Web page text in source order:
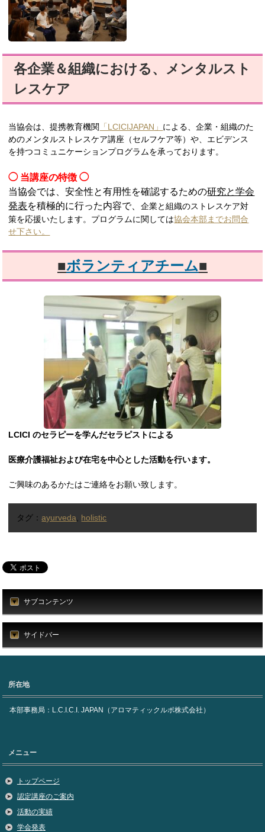
各企業＆組織における、メンタルスト
レスケア
当協会は、提携教育機関 「LCICIJAPAN」 による、企業・組織のた
めのメンタルストレスケア講座（セルフケア等）や、エビデンス
を持つコミュニケーションプログラムを承っております。
◯ 当講座の特徴 ◯
当協会では、安全性と有用性を確認するための研究と学会
発表を積極的に行った内容で、企業と組織のストレスケア対
策を応援いたします。 プログラムに関しては協会本部までお問合
せ下さい。
■ボランティアチーム■
LCICI のセラピーを学んだセラピストによる
医療介護福祉および在宅を中心とした活動を行います。
ご興味のあるかたはご連絡をお願い致します。
タグ：ayurveda holistic
サブコンテンツ
サイドバー
所在地
本部事務局：L.C.I.C.I. JAPAN（アロマティックルポ株式会社）
メニュー
トップページ
認定講座のご案内
活動の実績
学会発表